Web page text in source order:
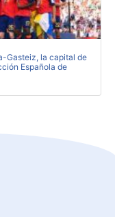
Gasteiz, la capital de
Española de